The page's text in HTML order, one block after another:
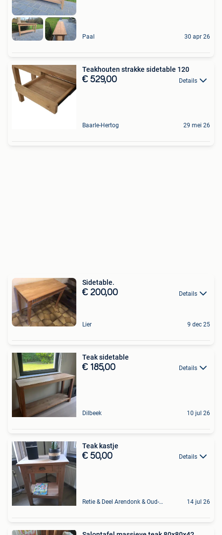
Paal 30 apr 26
Teakhouten strakke sidetable 120
€ 529,00 Details
Baarle-Hertog 29 mei 26
Sidetable.
€ 200,00 Details
Lier 9 dec 25
Teak sidetable
€ 185,00 Details
Dilbeek 10 jul 26
Teak kastje
€ 50,00 Details
Retie & Deel Arendonk & Oud-Turnhout 14 jul 26